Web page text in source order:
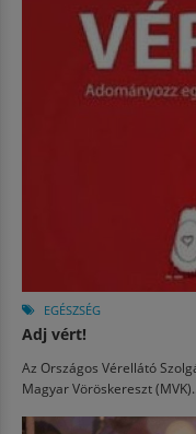
EGÉSZSÉG
Adj vért!
Az Országos Vérellátó
Magyar Vöröskereszt